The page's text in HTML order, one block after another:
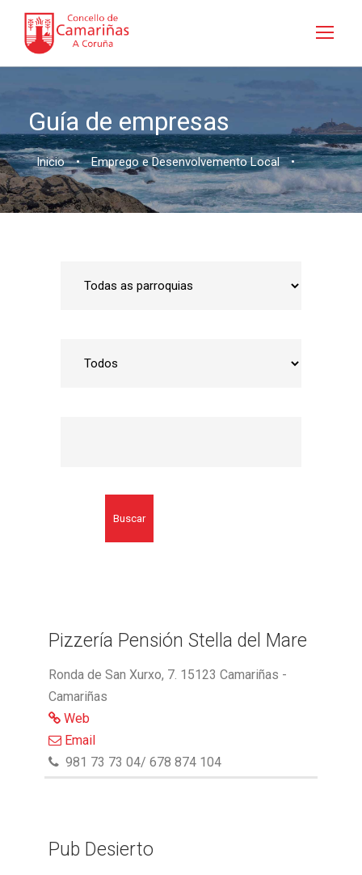
Guía de empresas
Inicio • Emprego e Desenvolvemento Local •
Buscar
Pizzería Pensión Stella del Mare
Ronda de San Xurxo, 7. 15123 Camariñas -
Camariñas
Web
Email
981 73 73 04/ 678 874 104
Pub Desierto